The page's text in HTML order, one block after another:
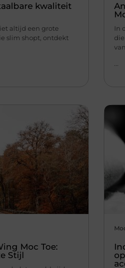
kwaliteit
altijd een grote
slim shopt, ontdekt
In
...
Moc Toe:
Stijl